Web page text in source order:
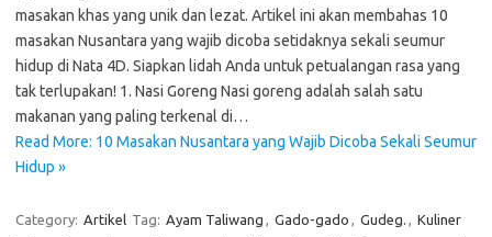
masakan khas yang unik dan lezat. Artikel ini akan membahas 10
masakan Nusantara yang wajib dicoba setidaknya sekali seumur
hidup di Nata 4D. Siapkan lidah Anda untuk petualangan rasa yang
tak terlupakan! 1. Nasi Goreng Nasi goreng adalah salah satu
makanan yang paling terkenal di…
Read More: 10 Masakan Nusantara yang Wajib Dicoba Sekali Seumur
Hidup »
Category: Artikel Tag: Ayam Taliwang , Gado-gado , Gudeg. , Kuliner